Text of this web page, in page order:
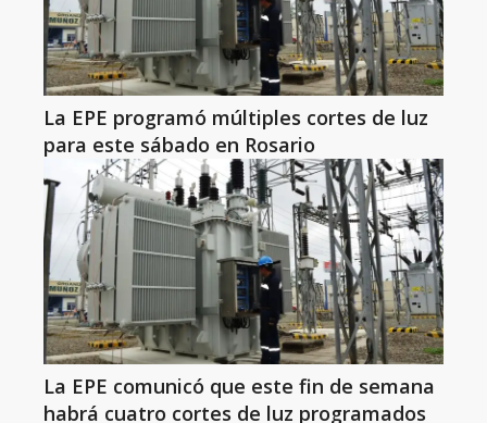
La EPE programó múltiples cortes de luz
para este sábado en Rosario
La EPE comunicó que este fin de semana
habrá cuatro cortes de luz programados